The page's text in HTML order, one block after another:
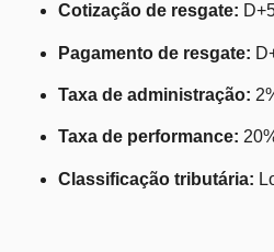
Cotização de resgate:
Pagamento de resgate:
Taxa de administração:
Taxa de performance:
Classificação tributária: